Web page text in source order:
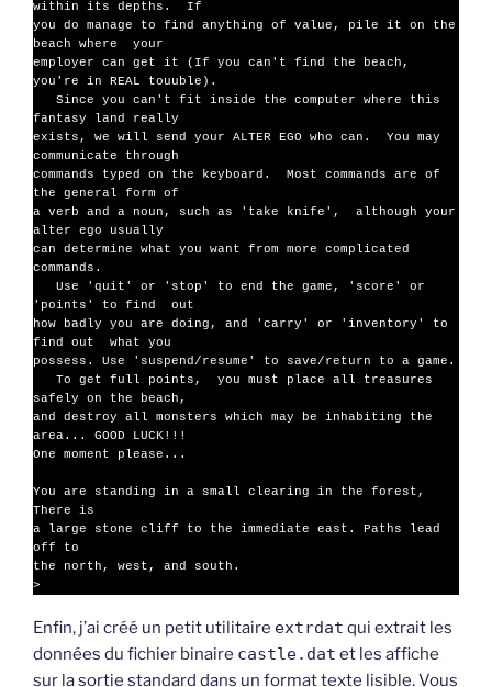
within its depths.  If
you do manage to find anything of value, pile it on the
beach where  your
employer can get it (If you can't find the beach,
you're in REAL touuble).
fantasy land really
exists, we will send your ALTER EGO who can.  You may
communicate through
commands typed on the keyboard.  Most commands are of
the general form of
a verb and a noun, such as 'take knife',  although your
alter ego usually
can determine what you want from more complicated
commands.
'points' to find  out
how badly you are doing, and 'carry' or 'inventory' to
find out  what you
possess. Use 'suspend/resume' to save/return to a game.
safely on the beach,
and destroy all monsters which may be inhabiting the
area... GOOD LUCK!!!
One moment please...
You are standing in a small clearing in the forest,
There is
a large stone cliff to the immediate east. Paths lead
off to
the north, west, and south.
>
Enfin, j’ai créé un petit utilitaire extrdat qui extrait les
données du fichier binaire castle.dat et les affiche
sur la sortie standard dans un format texte lisible. Vous